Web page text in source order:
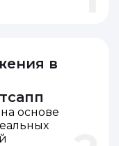
в
основе